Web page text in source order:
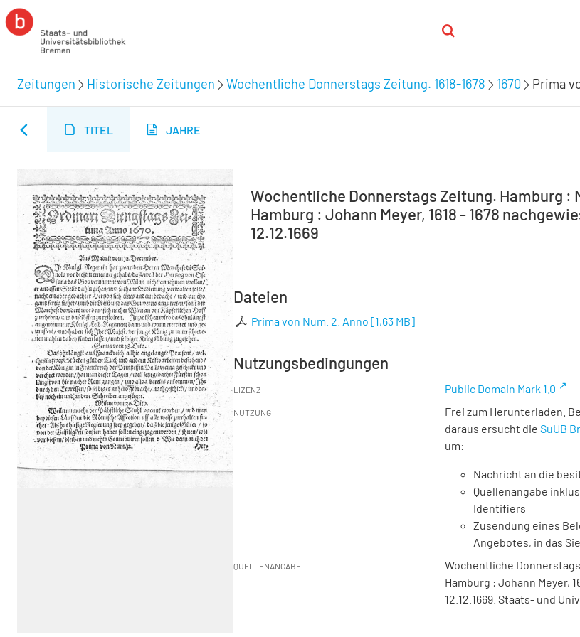
Zeitungen Historische Zeitungen Wochentliche Donnerstags Zeitung. 1618-1678 1670 Prima
TITEL JAHRE
Wochentliche Donnerstags Zeitung. Hamburg :
Hamburg : Johann Meyer, 1618 - 1678
12.12.1669
Dateien
Prima von Num. 2. Anno [1,63 MB]
Nutzungsbedingungen
LIZENZ Public Domain Mark 1.0
NUTZUNG
Frei zum Herunterladen.
daraus ersucht die SuUB
um:
Nachricht an die
Quellenangabe
Identifiers
Zusendung eines
Angebotes, in das
QUELLENANGABE
Wochentliche
Hamburg : Johann Meyer,
12.12.1669. Staats- und